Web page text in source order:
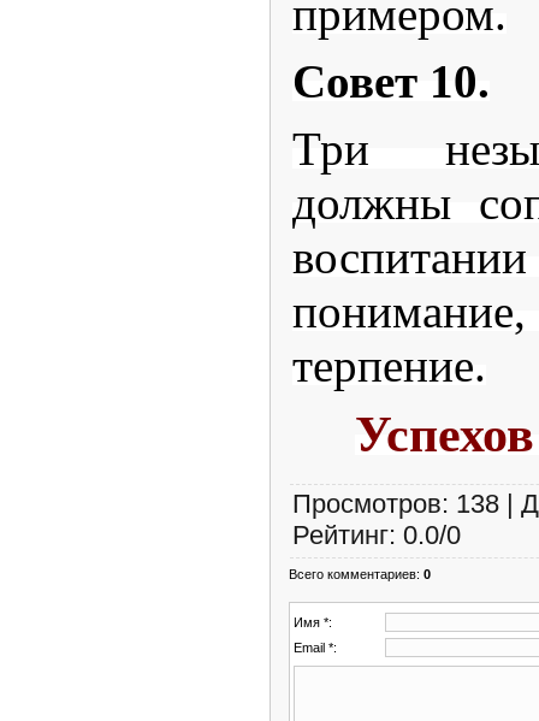
примером.
Совет 10.
Три
должны
терпение.
Просмотров: 138 |
Рейтинг: 0.0/0
Всего комментариев: 0
Имя *:
Email *: